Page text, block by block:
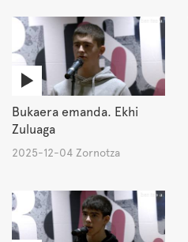
Bukaera emanda. Ekhi
Zuluaga
2025-12-04 Zornotza